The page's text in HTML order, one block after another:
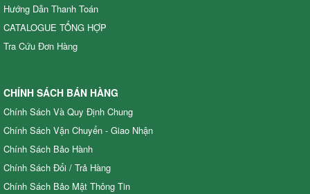
Đầu phun áp lực chất lỏng Oshima OS39ATS 2.0HP Đen (hoạt
động bằng sức kéo động cơ) (pittông sứ)
4,225,000.00 đ
Hướng Dẫn Thanh Toán
CATALOGUE TỔNG HỢP
Tra Cứu Đơn Hàng
CHÍNH SÁCH BÁN HÀNG
Chính Sách Và Quy Định Chung
Chính Sách Vận Chuyển - Giao Nhận
Chính Sách Bảo Hành
Chính Sách Đổi / Trả Hàng
Chính Sách Bảo Mật Thông Tin